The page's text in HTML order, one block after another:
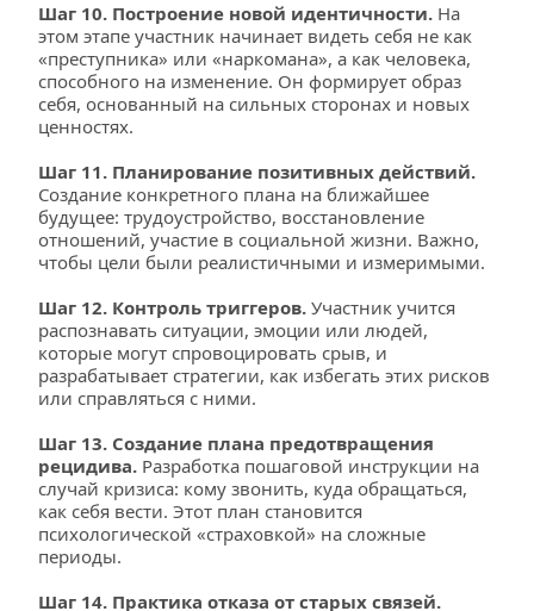
Шаг 10. Построение новой идентичности. На
этом этапе участник начинает видеть себя не как
«преступника» или «наркомана», а как человека,
способного на изменение. Он формирует образ
себя, основанный на сильных сторонах и новых
ценностях.
Создание конкретного плана на ближайшее
будущее: трудоустройство, восстановление
отношений, участие в социальной жизни. Важно,
чтобы цели были реалистичными и измеримыми.
Шаг 12. Контроль триггеров. Участник учится
распознавать ситуации, эмоции или людей,
которые могут спровоцировать срыв, и
разрабатывает стратегии, как избегать этих рисков
или справляться с ними.
Шаг 13. Создание плана предотвращения
рецидива. Разработка пошаговой инструкции на
случай кризиса: кому звонить, куда обращаться,
как себя вести. Этот план становится
психологической «страховкой» на сложные
периоды.
Шаг 14. Практика отказа от старых связей.